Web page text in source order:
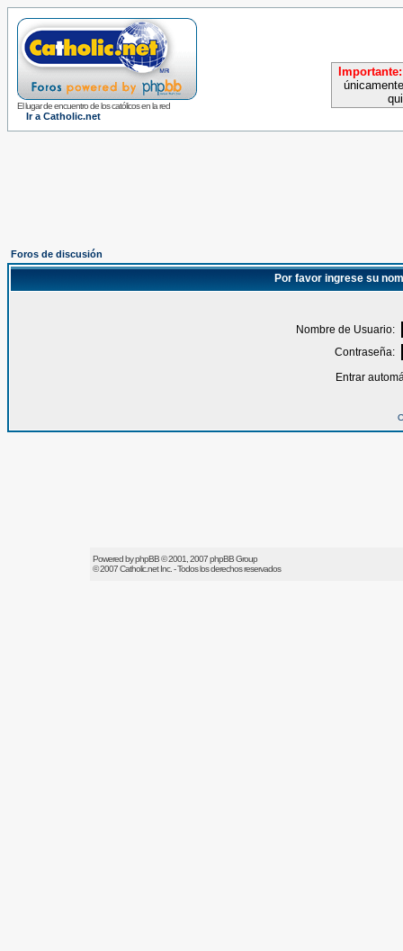
El lugar de encuentro de los católicos en la red
Ir a Catholic.net
Importante:
Foros de discusión
Por favor ingrese su
Nombre de Usuario:
Contraseña:
Entrar
Powered byphpBB© 2001, 2007 phpBB Group
© 2007Catholic.netInc. - Todos los derechos reservados